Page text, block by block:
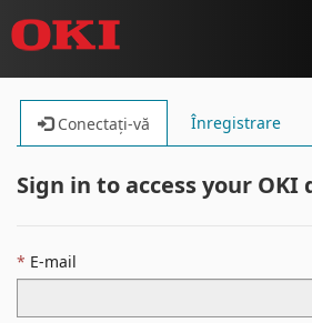
Conectați-vă Înregistrare
Sign in to access your OKI
E-mail